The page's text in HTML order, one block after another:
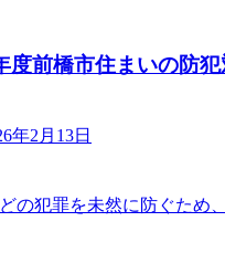
前橋市住まいの防犯
年2月13日
の犯罪を未然に防ぐため